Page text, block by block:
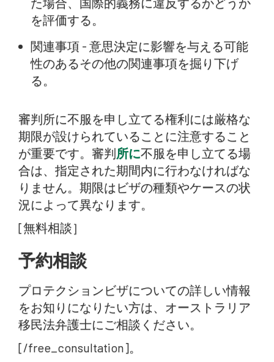
を評価する。
関連事項 - 意思決定に影響を与える可能
性のあるその他の関連事項を掘り下げ
る。
審判所に不服を申し立てる権利には厳格な
期限が設けられていることに注意すること
が重要です。審判所に不服を申し立てる場
合は、指定された期間内に行わなければな
りません。期限はビザの種類やケースの状
況によって異なります。
[無料相談］
予約相談
プロテクションビザについての詳しい情報
をお知りになりたい方は、オーストラリア
移民法弁護士にご相談ください。
[/free_consultation]。